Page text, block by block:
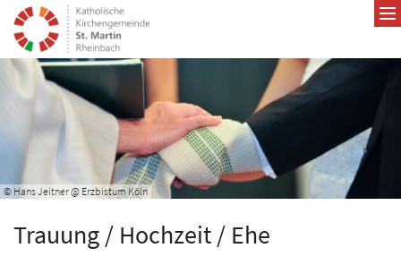
Zum Inhalt springen
© Hans Jeitner @ Erzbistum Köln
Trauung / Hochzeit / Ehe